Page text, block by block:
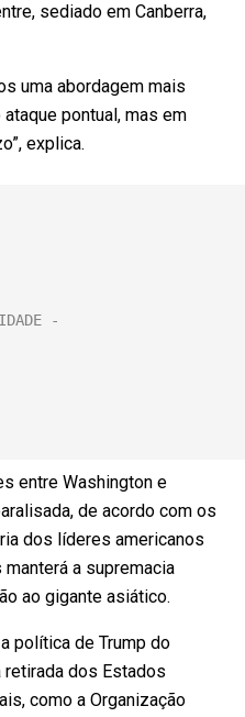
sediado em Canberra,
uma abordagem mais
pontual, mas em
explica.
entre Washington e
de acordo com os
dos líderes americanos
a supremacia
ao gigante asiático.
política de Trump do
retirada dos Estados
como a Organização